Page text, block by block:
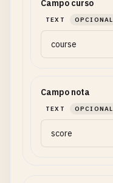
Campo curso
TEXT OPCIONAL
Campo nota
TEXT OPCIONAL